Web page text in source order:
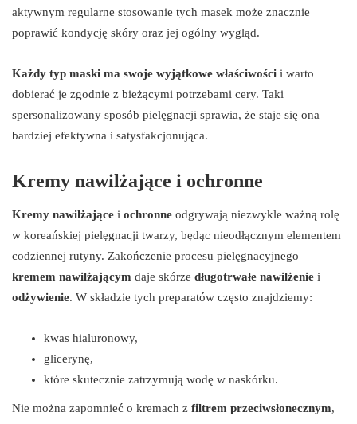
aktywnym regularne stosowanie tych masek może znacznie
poprawić kondycję skóry oraz jej ogólny wygląd.
Każdy typ maski ma swoje wyjątkowe właściwości i warto
dobierać je zgodnie z bieżącymi potrzebami cery. Taki
spersonalizowany sposób pielęgnacji sprawia, że staje się ona
bardziej efektywna i satysfakcjonująca.
Kremy nawilżające i ochronne
Kremy nawilżające i ochronne odgrywają niezwykle ważną rolę
w koreańskiej pielęgnacji twarzy, będąc nieodłącznym elementem
codziennej rutyny. Zakończenie procesu pielęgnacyjnego
kremem nawilżającym daje skórze długotrwałe nawilżenie i
odżywienie. W składzie tych preparatów często znajdziemy:
kwas hialuronowy,
glicerynę,
które skutecznie zatrzymują wodę w naskórku.
Nie można zapomnieć o kremach z filtrem przeciwsłonecznym,